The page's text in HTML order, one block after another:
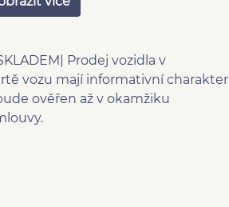
Parkovací kamera
Parkovací senzory přední
Android Auto
ukazatel rychlostního limitu
(SLIF)
Prodej vozidla v
vozu mají informativní charakter
ověřen až v okamžiku